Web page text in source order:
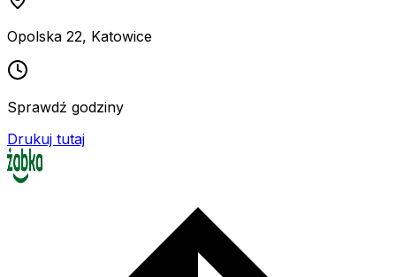
Opolska 22, Katowice
Sprawdź godziny
Drukuj tutaj